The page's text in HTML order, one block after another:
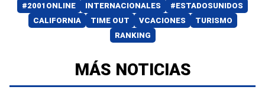
#2001ONLINE INTERNACIONALES
#ESTADOSUNIDOS
CALIFORNIA
TIME OUT VCACIONES
TURISMO
RANKING
MÁS NOTICIAS